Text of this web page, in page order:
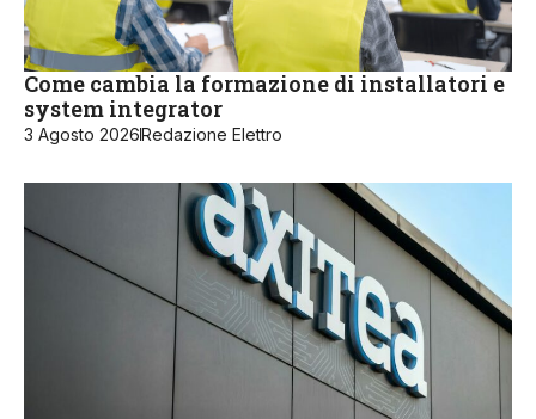
Come cambia la formazione di installatori e
system integrator
3 Agosto 2026Redazione Elettro